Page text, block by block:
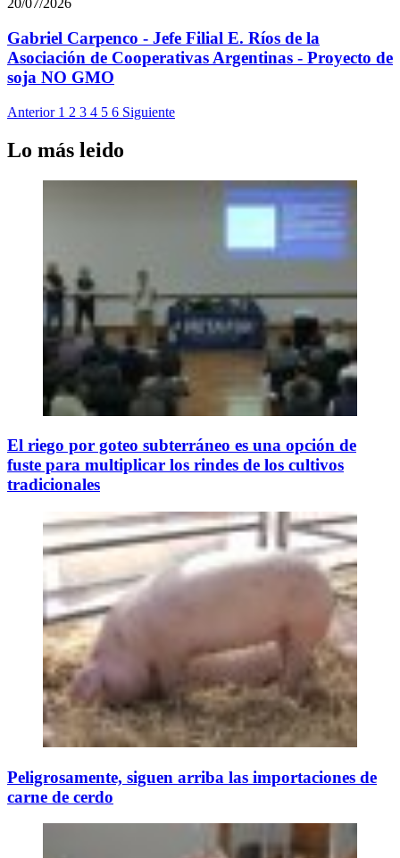
20/07/2026
Gabriel Carpenco - Jefe Filial E. Ríos de la
Asociación de Cooperativas Argentinas - Proyecto de
soja NO GMO
Anterior 1 2 3 4 5 6 Siguiente
Lo más leido
El riego por goteo subterráneo es una opción de
fuste para multiplicar los rindes de los cultivos
tradicionales
Peligrosamente, siguen arriba las importaciones de
carne de cerdo